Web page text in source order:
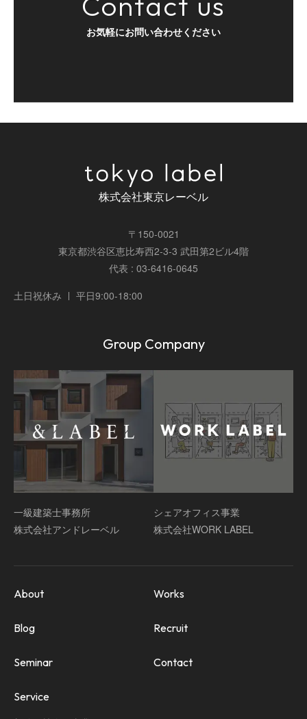
お気軽にお問い合わせください
株式会社東京レーベル
〒150-0021
東京都渋谷区恵比寿西2-3-3 武田第2ビル4階
代表 : 03-6416-0645
土日祝休み
平日9:00-18:00
Group Company
一級建築士事務所
株式会社アンドレーベル
シェアオフィス事業
株式会社WORK LABEL
About
Recruit
Service
Works
Contact
Blog
Seminar